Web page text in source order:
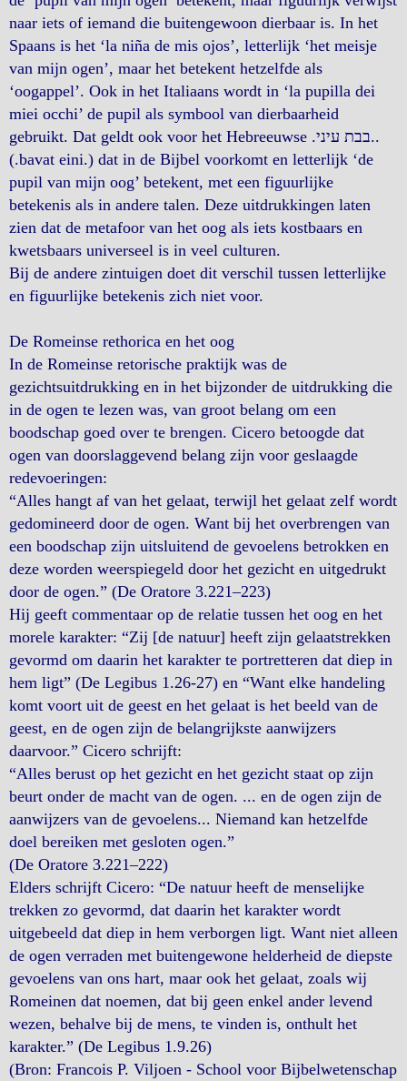
naar iets of iemand die buitengewoon dierbaar is. In het
Spaans is het ‘la niña de mis ojos’, letterlijk ‘het meisje
van mijn ogen’, maar het betekent hetzelfde als
‘oogappel’. Ook in het Italiaans wordt in ‘la pupilla dei
miei occhi’ de pupil als symbool van dierbaarheid
gebruikt. Dat geldt ook voor het Hebreeuwse .בבת עיני..
(.bavat eini.) dat in de Bijbel voorkomt en letterlijk ‘de
pupil van mijn oog’ betekent, met een figuurlijke
betekenis als in andere talen. Deze uitdrukkingen laten
zien dat de metafoor van het oog als iets kostbaars en
kwetsbaars universeel is in veel culturen.
Bij de andere zintuigen doet dit verschil tussen letterlijke
en figuurlijke betekenis zich niet voor.
De Romeinse rethorica en het oog
In de Romeinse retorische praktijk was de
gezichtsuitdrukking en in het bijzonder de uitdrukking die
in de ogen te lezen was, van groot belang om een
boodschap goed over te brengen. Cicero betoogde dat
ogen van doorslaggevend belang zijn voor geslaagde
redevoeringen:
“Alles hangt af van het gelaat, terwijl het gelaat zelf wordt
gedomineerd door de ogen. Want bij het overbrengen van
een boodschap zijn uitsluitend de gevoelens betrokken en
deze worden weerspiegeld door het gezicht en uitgedrukt
door de ogen.” (De Oratore 3.221–223)
Hij geeft commentaar op de relatie tussen het oog en het
morele karakter: “Zij [de natuur] heeft zijn gelaatstrekken
gevormd om daarin het karakter te portretteren dat diep in
hem ligt” (De Legibus 1.26-27) en “Want elke handeling
komt voort uit de geest en het gelaat is het beeld van de
geest, en de ogen zijn de belangrijkste aanwijzers
daarvoor.” Cicero schrijft:
“Alles berust op het gezicht en het gezicht staat op zijn
beurt onder de macht van de ogen. ... en de ogen zijn de
aanwijzers van de gevoelens... Niemand kan hetzelfde
doel bereiken met gesloten ogen.”
(De Oratore 3.221–222)
Elders schrijft Cicero: “De natuur heeft de menselijke
trekken zo gevormd, dat daarin het karakter wordt
uitgebeeld dat diep in hem verborgen ligt. Want niet alleen
de ogen verraden met buitengewone helderheid de diepste
gevoelens van ons hart, maar ook het gelaat, zoals wij
Romeinen dat noemen, dat bij geen enkel ander levend
wezen, behalve bij de mens, te vinden is, onthult het
karakter.” (De Legibus 1.9.26)
(Bron: Francois P. Viljoen - School voor Bijbelwetenschap